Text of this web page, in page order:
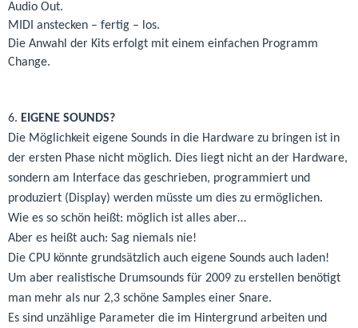
Audio Out.
MIDI anstecken – fertig – los.
Die Anwahl der Kits erfolgt mit einem einfachen Programm
Change.
6. EIGENE SOUNDS?
Die Möglichkeit eigene Sounds in die Hardware zu bringen ist in
der ersten Phase nicht möglich. Dies liegt nicht an der Hardware,
sondern am Interface das geschrieben, programmiert und
produziert (Display) werden müsste um dies zu ermöglichen.
Wie es so schön heißt: möglich ist alles aber…
Aber es heißt auch: Sag niemals nie!
Die CPU könnte grundsätzlich auch eigene Sounds auch laden!
Um aber realistische Drumsounds für 2009 zu erstellen benötigt
man mehr als nur 2,3 schöne Samples einer Snare.
Es sind unzählige Parameter die im Hintergrund arbeiten und